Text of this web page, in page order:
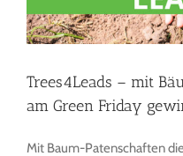
Trees4Leads – mit
am Green Friday
Mit Baum-Patenschaften